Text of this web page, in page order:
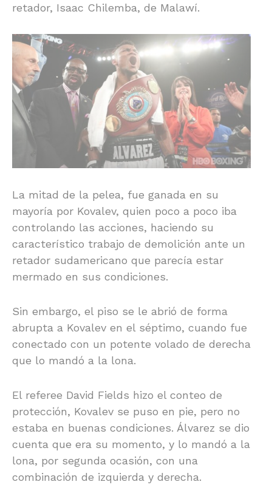
retador, Isaac Chilemba, de Malawí.
La mitad de la pelea, fue ganada en su
mayoría por Kovalev, quien poco a poco iba
controlando las acciones, haciendo su
característico trabajo de demolición ante un
retador sudamericano que parecía estar
mermado en sus condiciones.
Sin embargo, el piso se le abrió de forma
abrupta a Kovalev en el séptimo, cuando fue
conectado con un potente volado de derecha
que lo mandó a la lona.
El referee David Fields hizo el conteo de
protección, Kovalev se puso en pie, pero no
estaba en buenas condiciones. Álvarez se dio
cuenta que era su momento, y lo mandó a la
lona, por segunda ocasión, con una
combinación de izquierda y derecha.